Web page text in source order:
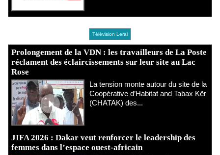
Télévision Leral
Prolongement de la VDN : les travailleurs de La Poste
réclament des éclaircissements sur leur site au Lac
Rose
La tension monte autour du site de la
Coopérative d’Habitat and Tabax Kër
(CHATAK) des...
JIFA 2026 : Dakar veut renforcer le leadership des
femmes dans l’espace ouest-africain